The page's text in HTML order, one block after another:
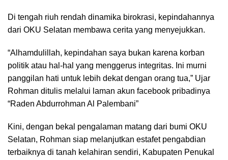
Di tengah riuh rendah dinamika birokrasi, kepindahannya
dari OKU Selatan membawa cerita yang menyejukkan.
“Alhamdulillah, kepindahan saya bukan karena korban
politik atau hal-hal yang menggerus integritas. Ini murni
panggilan hati untuk lebih dekat dengan orang tua,” Ujar
Rohman ditulis melalui laman akun facebook pribadinya
“Raden Abdurrohman Al Palembani”
Kini, dengan bekal pengalaman matang dari bumi OKU
Selatan, Rohman siap melanjutkan estafet pengabdian
terbaiknya di tanah kelahiran sendiri, Kabupaten Penukal